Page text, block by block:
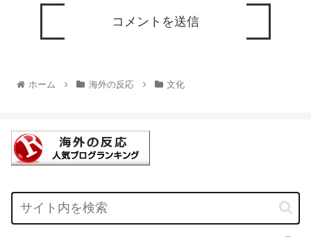
ホーム 海外の反応 文化